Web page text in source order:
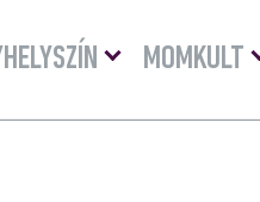
Menü
lenyitásaMOMKULT